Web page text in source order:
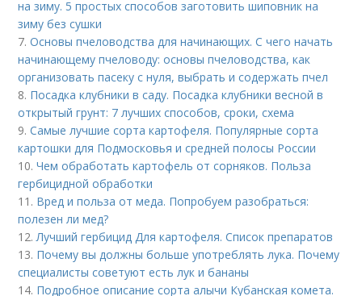
на зиму. 5 простых способов заготовить шиповник на
зиму без сушки
7.Основы пчеловодства для начинающих. С чего начать
начинающему пчеловоду: основы пчеловодства, как
организовать пасеку с нуля, выбрать и содержать пчел
8. Посадка клубники в саду. Посадка клубники весной в
открытый грунт: 7 лучших способов, сроки, схема
9.Самые лучшие сорта картофеля. Популярные сорта
картошки для Подмосковья и средней полосы России
10.Чем обработать картофель от сорняков. Польза
гербицидной обработки
11. Вред и польза от меда. Попробуем разобраться:
полезен ли мед?
12.Лучший гербицид Для картофеля. Список препаратов
13. Почему вы должны больше употреблять лука. Почему
специалисты советуют есть лук и бананы
14. Подробное описание сорта алычи Кубанская комета.